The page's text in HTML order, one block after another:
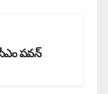
పవన్